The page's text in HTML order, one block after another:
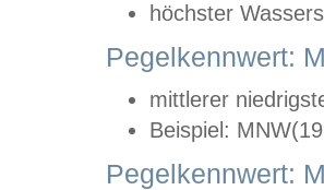
höchster
Pegelkennwert:
mittlerer
Beispiel:
Pegelkennwert: